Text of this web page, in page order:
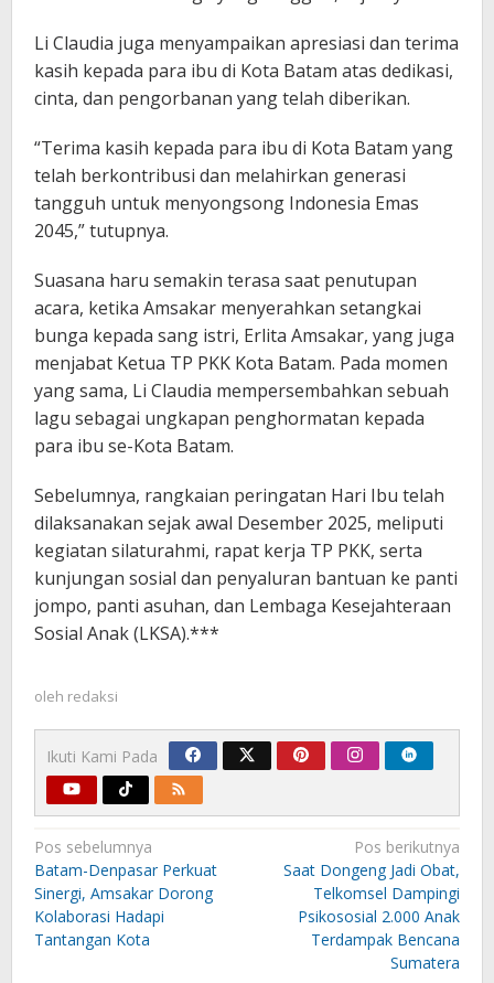
Li Claudia juga menyampaikan apresiasi dan terima
kasih kepada para ibu di Kota Batam atas dedikasi,
cinta, dan pengorbanan yang telah diberikan.
“Terima kasih kepada para ibu di Kota Batam yang
telah berkontribusi dan melahirkan generasi
tangguh untuk menyongsong Indonesia Emas
2045,” tutupnya.
Suasana haru semakin terasa saat penutupan
acara, ketika Amsakar menyerahkan setangkai
bunga kepada sang istri, Erlita Amsakar, yang juga
menjabat Ketua TP PKK Kota Batam. Pada momen
yang sama, Li Claudia mempersembahkan sebuah
lagu sebagai ungkapan penghormatan kepada
para ibu se-Kota Batam.
Sebelumnya, rangkaian peringatan Hari Ibu telah
dilaksanakan sejak awal Desember 2025, meliputi
kegiatan silaturahmi, rapat kerja TP PKK, serta
kunjungan sosial dan penyaluran bantuan ke panti
jompo, panti asuhan, dan Lembaga Kesejahteraan
Sosial Anak (LKSA).***
oleh redaksi
Ikuti Kami Pada
Navigasi
pos
Pos sebelumnya
Batam-Denpasar Perkuat
Sinergi, Amsakar Dorong
Kolaborasi Hadapi
Tantangan Kota
Pos berikutnya
Saat Dongeng Jadi Obat,
Telkomsel Dampingi
Psikososial 2.000 Anak
Terdampak Bencana
Sumatera